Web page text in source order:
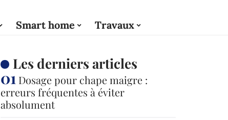
Smart home Travaux
Les derniers articles
Dosage pour chape maigre :
erreurs fréquentes à éviter
absolument